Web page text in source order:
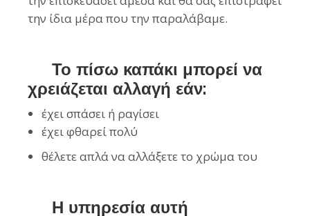
την ίδια μέρα που την παραλάβαμε.
Το πίσω καπάκι μπορεί να
χρειάζεται αλλαγή εάν:
έχει σπάσει ή ραγίσει
έχει φθαρεί πολύ
θέλετε απλά να αλλάξετε το χρώμα του
Η υπηρεσία αυτή